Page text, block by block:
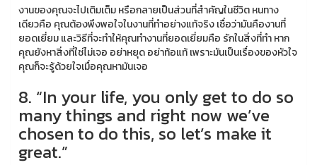
งานของคุณจะไปเติมเต็ม หรือกลายเป็นส่วนที่สำคัญในชีวิต หนทาง
เดียวคือ คุณต้องพึงพอใจในงานที่ทำอย่างแท้จริง เชื่อว่ามันคืองานที่
ยอดเยี่ยม และวิธีที่จะทำให้คุณทำงานที่ยอดเยี่ยมคือ รักในสิ่งที่ทำ หาก
คุณยังหาสิ่งที่ใช่ไม่เจอ อย่าหยุด อย่าท้อแท้ เพราะมันเป็นเรื่องของหัวใจ
คุณก็จะรู้ด้วยใจเมื่อคุณหามันเจอ
8. “In your life, you only get to do so
many things and right now we’ve
chosen to do this, so let’s make it
great.”